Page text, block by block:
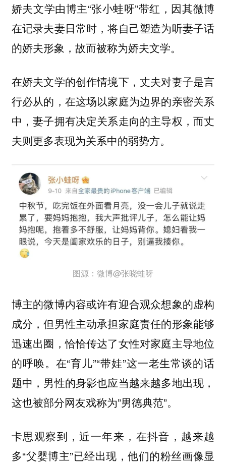
娇夫文学由博主“张小蛙呀”带红，因其微博
在记录夫妻日常时，将自己塑造为听妻子话
的娇夫形象，故而被称为娇夫文学。
在娇夫文学的创作情境下，丈夫对妻子是言
行必从的，在这场以家庭为边界的亲密关系
中，妻子拥有决定关系走向的主导权，而丈
夫则更多表现为关系中的弱势方。
图源：微博@张晓蛙呀
博主的微博内容或许有迎合观众想象的虚构
成分，但男性主动承担家庭责任的形象能够
迅速出圈，恰恰传达了女性对家庭主导地位
的呼唤。在“育儿”“带娃”这一老生常谈的话
题中，男性的身影也应当越来越多地出现，
这也被部分网友戏称为”男德典范”。
卡思观察到，近一年来，在抖音，越来越
多“父婴博主”已经出现，他们的粉丝画像显